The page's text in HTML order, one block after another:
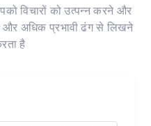
विचारों को उत्पन्न करने और
और अधिक प्रभावी ढंग से लिखने
है